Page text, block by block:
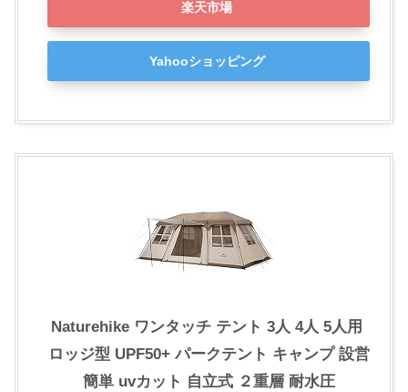
楽天市場
Yahooショッピング
Naturehike ワンタッチ テント 3人 4人 5人用 ‎
ロッジ型 UPF50+ パークテント キャンプ 設営
簡単 uvカット 自立式 ２重層 耐水圧